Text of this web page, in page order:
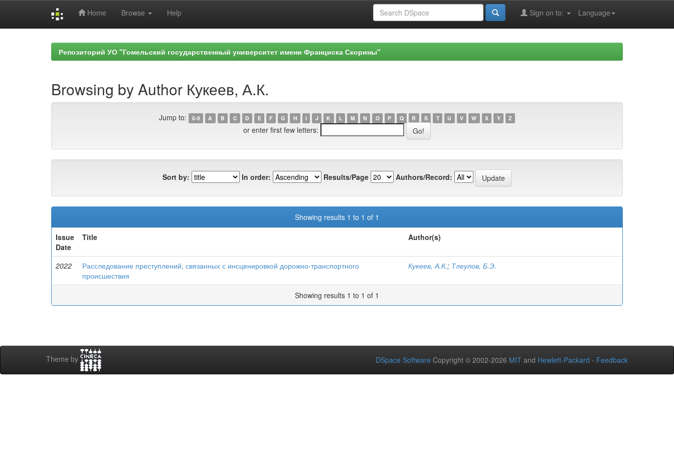
Home Browse Help Language
Sign on to:
Репозиторий УО "Гомельский государственный университет имени Франциска Скорины"
Browsing by Author Кукеев, А.К.
Jump to: 0-9 A B C D E F G H I J K L M N O P Q R S T U V W X Y Z
or enter first few letters:
Sort by: In order: Results/Page Authors/Record:
Showing results 1 to 1 of 1
Issue
Date
Title Author(s)
2022
Расследование преступлений, связанных с инсценировкой дорожно-транспортного
происшествия
Кукеев, А.К.; Тлеулов, Б.Э.
Showing results 1 to 1 of 1
Theme by DSpace Software Copyright © 2002-2026 MIT and Hewlett-Packard - Feedback